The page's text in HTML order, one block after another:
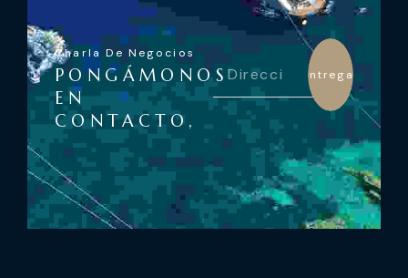
Charla De Negocios
PONGÁMONOS
EN
CONTACTO,
Entregar